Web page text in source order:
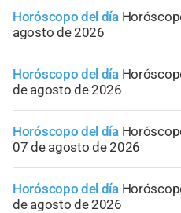
Horóscopo del día
agosto de 2026
Horóscopo del día
de agosto de 2026
Horóscopo del día
07 de agosto de 2026
Horóscopo del día
de agosto de 2026